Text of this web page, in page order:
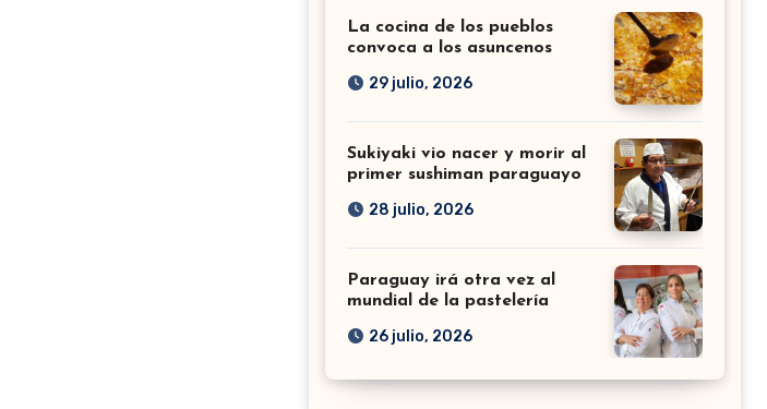
La cocina de los pueblos
convoca a los asuncenos
29 julio, 2026
Sukiyaki vio nacer y morir al
primer sushiman paraguayo
28 julio, 2026
Paraguay irá otra vez al
mundial de la pastelería
26 julio, 2026